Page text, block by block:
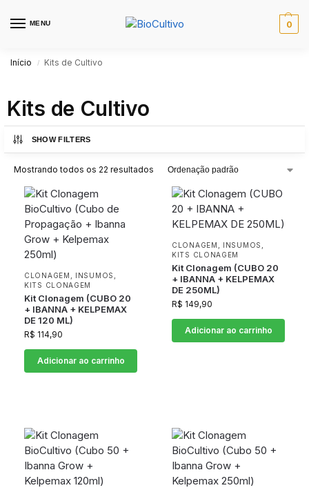
MENU 0
Início / Kits de Cultivo
Kits de Cultivo
SHOW FILTERS
Mostrando todos os 22 resultados
CLONAGEM INSUMOS
KITS CLONAGEM
Kit Clonagem (CUBO 20
+ IBANNA + KELPEMAX
DE 120 ML)
R$ 114,90
Adicionar ao carrinho
CLONAGEM INSUMOS
KITS CLONAGEM
Kit Clonagem (CUBO 20
+ IBANNA + KELPEMAX
DE 250ML)
R$ 149,90
Adicionar ao carrinho